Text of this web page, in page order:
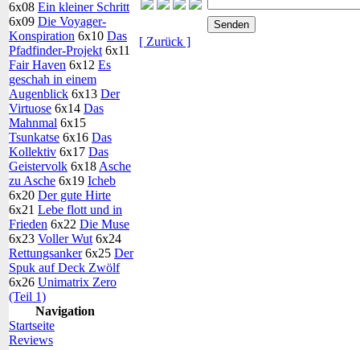
6x08 Ein kleiner Schritt
6x09 Die Voyager-
Konspiration 6x10 Das
Pfadfinder-Projekt 6x11
Fair Haven 6x12 Es
geschah in einem
Augenblick 6x13 Der
Virtuose 6x14 Das
Mahnmal 6x15
Tsunkatse 6x16 Das
Kollektiv 6x17 Das
Geistervolk 6x18 Asche
zu Asche 6x19 Icheb
6x20 Der gute Hirte
6x21 Lebe flott und in
Frieden 6x22 Die Muse
6x23 Voller Wut 6x24
Rettungsanker6x25 Der
Spuk auf Deck Zwölf
6x26 Unimatrix Zero
(Teil 1)
Navigation
Startseite
Reviews
[ Zurück ]